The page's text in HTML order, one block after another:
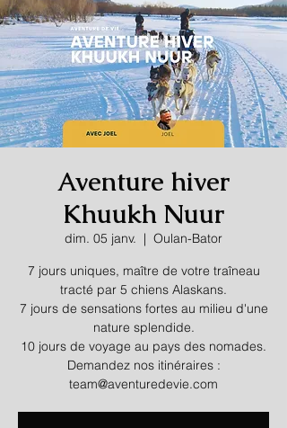
Aventure hiver
Khuukh Nuur
dim. 05 janv.
  |
Oulan-Bator
7 jours uniques, maître de votre traîneau
tracté par 5 chiens Alaskans.
7 jours de sensations fortes au milieu d'une
nature splendide.
10 jours de voyage au pays des nomades.
Demandez nos itinéraires :
team@aventuredevie.com